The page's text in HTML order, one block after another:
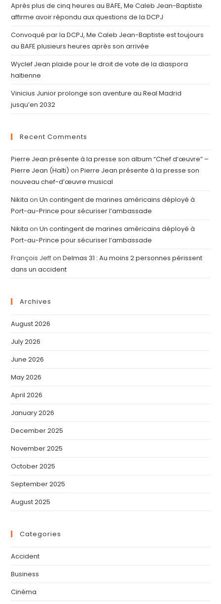
Après plus de cinq heures au BAFE, Me Caleb Jean-Baptiste
affirme avoir répondu aux questions de la DCPJ
Convoqué par la DCPJ, Me Caleb Jean-Baptiste est toujours
au BAFE plusieurs heures après son arrivée
Wyclef Jean plaide pour le droit de vote de la diaspora
haïtienne
Vinicius Junior prolonge son aventure au Real Madrid
jusqu’en 2032
Recent Comments
Pierre Jean présente à la presse son album “Chef d’œuvre” –
Pierre Jean (Haïti) onPierre Jean présente à la presse son
nouveau chef-d’œuvre musical
Nikita onUn contingent de marines américains déployé à
Port-au-Prince pour sécuriser l’ambassade
Nikita onUn contingent de marines américains déployé à
Port-au-Prince pour sécuriser l’ambassade
François JeffonDelmas 31 : Au moins 2 personnes périssent
dans un accident
Archives
August 2026
July 2026
June 2026
May 2026
April 2026
January 2026
December 2025
November 2025
October 2025
September 2025
August 2025
Categories
Accident
Business
Cinéma